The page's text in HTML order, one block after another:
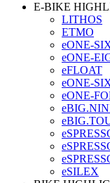
E-BIKE
LITHOS
ETMO
eONE-
eONE-
eFLOAT
eONE-
eONE-
eSILEX